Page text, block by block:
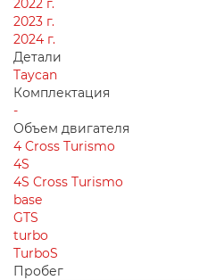
2023 г.
2024 г.
Детали
Taycan
Комплектация
-
Объем двигателя
4 Cross Turismo
4S
4S Cross Turismo
base
GTS
turbo
TurboS
Пробег